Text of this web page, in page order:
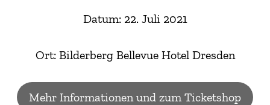
Datum: 22. Juli 2021
Ort: Bilderberg Bellevue Hotel Dresden
Mehr Informationen und zum Ticketshop